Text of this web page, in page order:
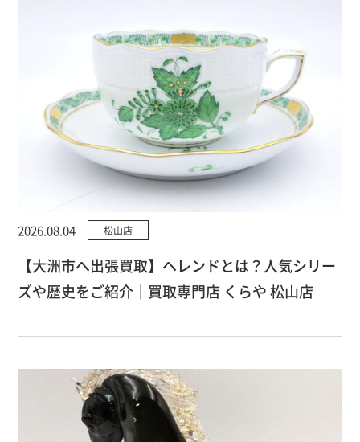
2026.08.04 松山店
【大洲市へ出張買取】ヘレンドとは？人気シリー
ズや歴史をご紹介｜買取専門店 くらや 松山店